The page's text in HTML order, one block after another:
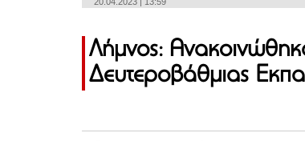
Λήμνος:
Δευτεροβάθμιας